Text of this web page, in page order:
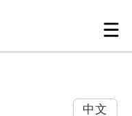
中文